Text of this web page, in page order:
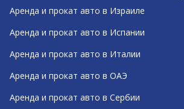
Аренда и прокат авто в Израиле
Аренда и прокат авто в Испании
Аренда и прокат авто в Италии
Аренда и прокат авто в ОАЭ
Аренда и прокат авто в Сербии